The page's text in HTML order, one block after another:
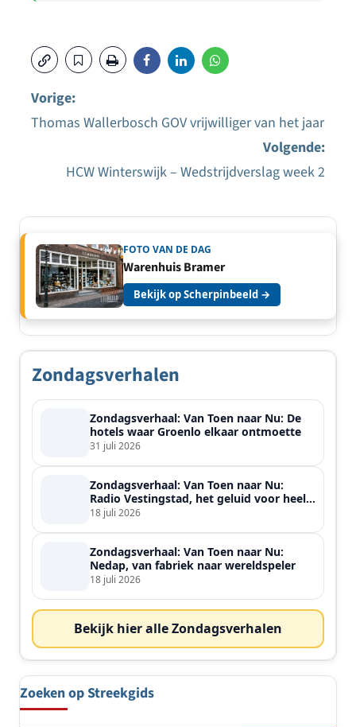
navigatie
Vorige:
Thomas Wallerbosch GOV vrijwilliger van het jaar
Volgende:
HCW Winterswijk – Wedstrijdverslag week 2
FOTO VAN DE DAG
Warenhuis Bramer
Bekijk op Scherpinbeeld →
Zondagsverhalen
Zondagsverhaal: Van Toen naar Nu: De
hotels waar Groenlo elkaar ontmoette
31 juli 2026
Zondagsverhaal: Van Toen naar Nu:
Radio Vestingstad, het geluid voor heel
de streek
18 juli 2026
Zondagsverhaal: Van Toen naar Nu:
Nedap, van fabriek naar wereldspeler
18 juli 2026
Bekijk hier alle Zondagsverhalen
Zoeken op Streekgids